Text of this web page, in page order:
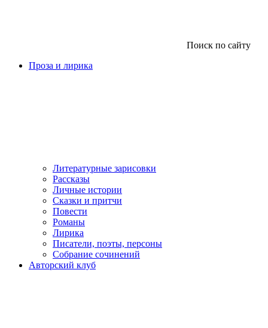
Поиск по сайту
Проза и лирика
Литературные зарисовки
Рассказы
Личные истории
Сказки и притчи
Повести
Романы
Лирика
Писатели, поэты, персоны
Собрание сочинений
Авторский клуб